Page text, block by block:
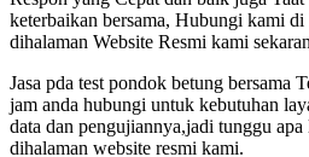
keterbaikan bersama, Hubungi kami
dihalaman Website Resmi kami
Jasa pda test pondok betung bersama
jam anda hubungi untuk kebutuhan
data dan pengujiannya,jadi tunggu
dihalaman website resmi kami.